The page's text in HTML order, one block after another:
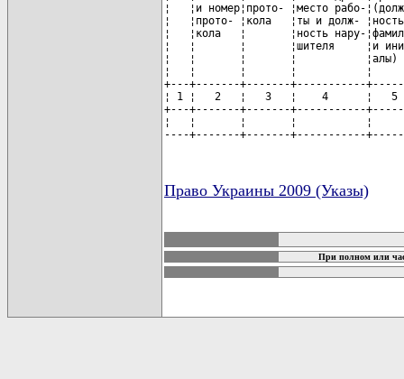
¦   ¦и номер¦прото- ¦место рабо-
¦   ¦прото- ¦кола   ¦ты и долж-
¦   ¦кола   ¦       ¦ность нару-
¦   ¦       ¦       ¦шителя     ¦и
¦   ¦       ¦       ¦           ¦алы)
¦   ¦       ¦       ¦           ¦
+---+-------+-------+-----------
¦ 1 ¦   2   ¦   3   ¦    4      ¦
+---+-------+-------+-----------
¦   ¦       ¦       ¦           ¦
----+-------+-------+-----------
Право Украины 2009 (Указы)
При полном или